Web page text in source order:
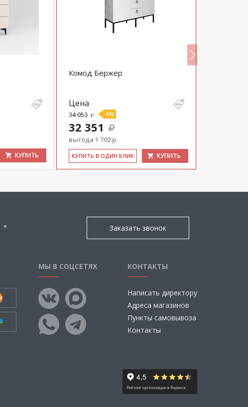
КУПИТЬ
Комод Бержер
Цена
34 053 -5%
32 351
выгода 1 702 р.
КУ­ПИТЬ В ОДИН КЛИК КУПИТЬ
Заказать звонок
МЫ В СОЦСЕТЯХ КОНТАКТЫ
Написать директору
Адреса магазинов
Пункты самовывоза
Контакты